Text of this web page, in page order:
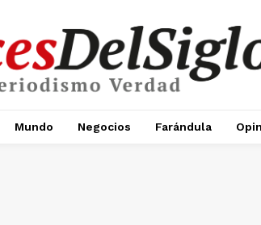
Mundo Negocios Farándula